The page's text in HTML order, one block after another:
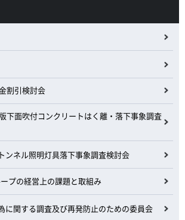
割引検討会
下面吹付コンクリートはく離・落下事象調査
ンネル照明灯具落下事象調査検討会
プの経営上の課題と取組み
に関する調査及び再発防止のための委員会